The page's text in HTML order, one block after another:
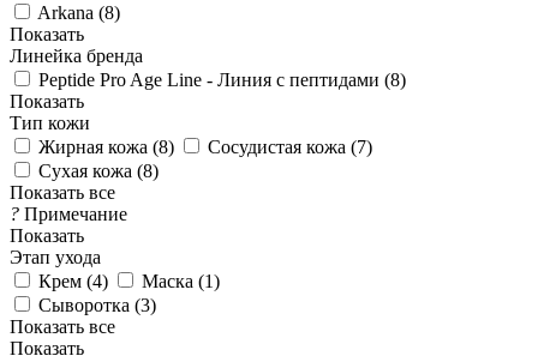
Arkana (8)
Показать
Линейка бренда
Peptide Pro Age Line - Линия с пептидами (8)
Показать
Тип кожи
Жирная кожа (8) Сосудистая кожа (7)
Сухая кожа (8)
Показать все
? Примечание
Показать
Этап ухода
Крем (4) Маска (1)
Сыворотка (3)
Показать все
Показать